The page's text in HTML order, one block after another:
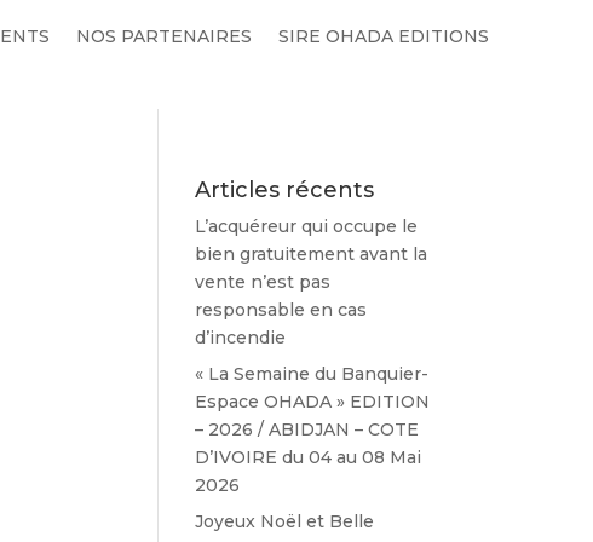
NOS PARTENAIRES
SIRE OHADA EDITIONS
Articles récents
L’acquéreur qui occupe le
bien gratuitement avant la
vente n’est pas
responsable en cas
d’incendie
« La Semaine du Banquier-
Espace OHADA » EDITION
– 2026 / ABIDJAN – COTE
D’IVOIRE du 04 au 08 Mai
2026
Joyeux Noël et Belle